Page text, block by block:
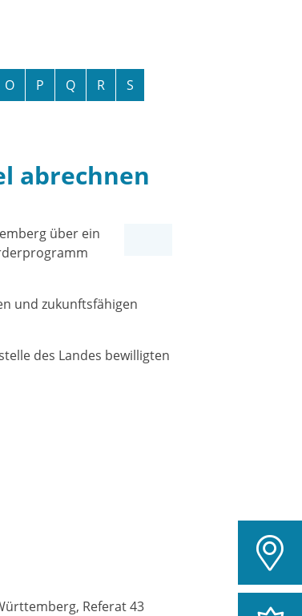
O P Q R
S
abrechnen
über ein
und zukunftsfähigen
des Landes bewilligten
Referat 43